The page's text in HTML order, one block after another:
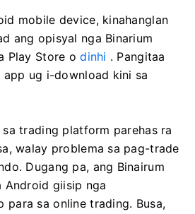
mobile device, kinahanglan
ang opisyal nga Binarium
Play Store odinhi . Pangitaa
app ug i-download kini sa
trading platform parehas ra
walay problema sa pag-trade
Dugang pa, ang Binairum
Android giisip nga
para sa online trading. Busa,